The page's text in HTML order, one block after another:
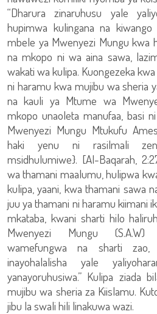
“Dharura zinaruhusu yale
hupimwa kulingana na kiwango
mbele ya Mwenyezi Mungu kwa
na mkopo ni wa aina sawa,
wakati wa kulipa. Kuongezeka
ni haramu kwa mujibu wa sheria
na kauli ya Mtume wa
mkopo unaoleta manufaa, basi
Mwenyezi Mungu Mtukufu
haki yenu ni rasilmali
msidhulumiwe}. [Al-Baqarah,
wa thamani maalumu, hulipwa
kulipa, yaani, kwa thamani sawa
juu ya thamani ni haramu kiimani
mkataba, kwani sharti hilo
Mwenyezi Mungu (S.A.W)
wamefungwa na sharti
inayohalalisha yale
yanayoruhusiwa.” Kulipa ziada
mujibu wa sheria za Kiislamu.
jibu la swali hili linakuwa wazi.